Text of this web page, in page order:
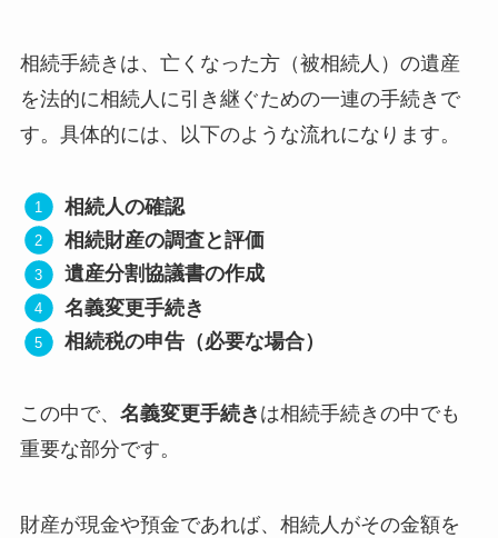
相続手続きは、亡くなった方（被相続人）の遺産
を法的に相続人に引き継ぐための一連の手続きで
す。具体的には、以下のような流れになります。
相続人の確認
相続財産の調査と評価
遺産分割協議書の作成
名義変更手続き
相続税の申告（必要な場合）
この中で、 名義変更手続き は相続手続きの中でも
重要な部分です。
財産が現金や預金であれば、相続人がその金額を